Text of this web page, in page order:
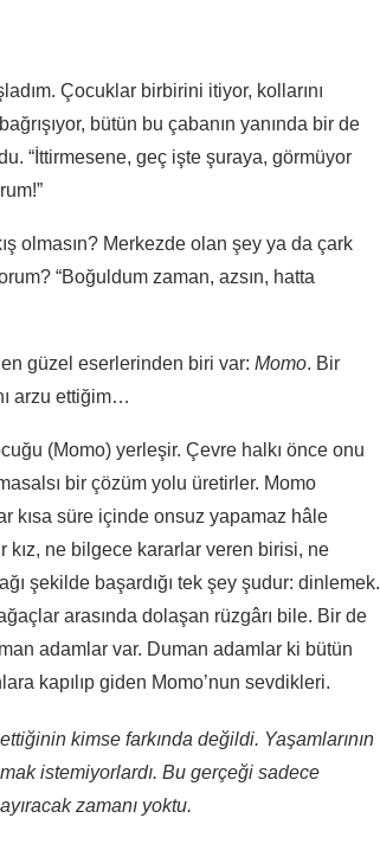
Çocuklar birbirini itiyor, kollarını
bütün bu çabanın yanında bir de
“İttirmesene, geç işte şuraya, görmüyor
olmasın? Merkezde olan şey ya da çark
“Boğuldum zaman, azsın, hatta
güzel eserlerinden biri var: Momo. Bir
arzu ettiğim…
(Momo) yerleşir. Çevre halkı önce onu
bir çözüm yolu üretirler. Momo
kısa süre içinde onsuz yapamaz hâle
ne bilgece kararlar veren birisi, ne
şekilde başardığı tek şey şudur: dinlemek.
arasında dolaşan rüzgârı bile. Bir de
adamlar var. Duman adamlar ki bütün
kapılıp giden Momo’nun sevdikleri.
kimse farkında değildi. Yaşamlarının
istemiyorlardı. Bu gerçeği sadece
zamanı yoktu.